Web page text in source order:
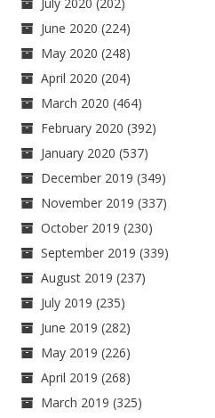
July 2020 (202)
June 2020 (224)
May 2020 (248)
April 2020 (204)
March 2020 (464)
February 2020 (392)
January 2020 (537)
December 2019 (349)
November 2019 (337)
October 2019 (230)
September 2019 (339)
August 2019 (237)
July 2019 (235)
June 2019 (282)
May 2019 (226)
April 2019 (268)
March 2019 (325)